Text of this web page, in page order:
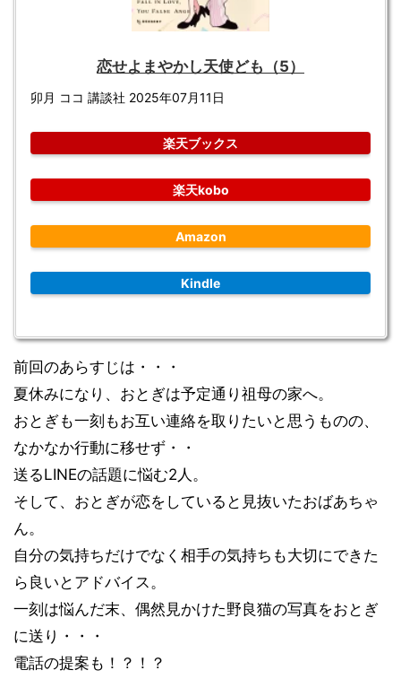
恋せよまやかし天使ども（5）
卯月 ココ 講談社 2025年07月11日
楽天ブックス
楽天kobo
Amazon
Kindle
前回のあらすじは・・・
夏休みになり、おとぎは予定通り祖母の家へ。
おとぎも一刻もお互い連絡を取りたいと思うものの、
なかなか行動に移せず・・
送るLINEの話題に悩む2人。
そして、おとぎが恋をしていると見抜いたおばあちゃ
ん。
自分の気持ちだけでなく相手の気持ちも大切にできた
ら良いとアドバイス。
一刻は悩んだ末、偶然見かけた野良猫の写真をおとぎ
に送り・・・
電話の提案も！？！？